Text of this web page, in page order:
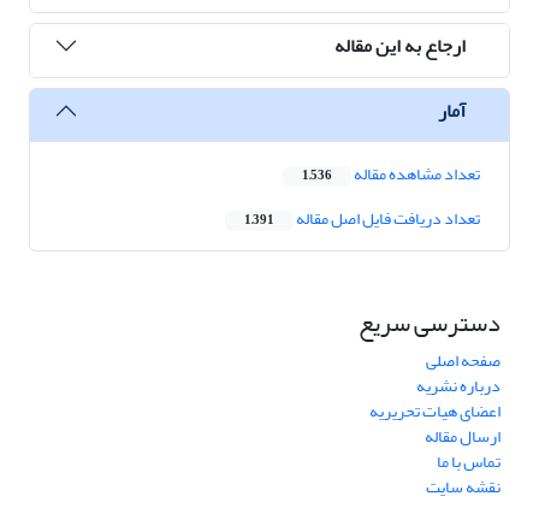
ارجاع به این مقاله
آمار
تعداد مشاهده مقاله 1,536
تعداد دریافت فایل اصل مقاله 1,391
دسترسی سریع
صفحه اصلی
درباره نشریه
اعضای هیات تحریریه
ارسال مقاله
تماس با ما
نقشه سایت